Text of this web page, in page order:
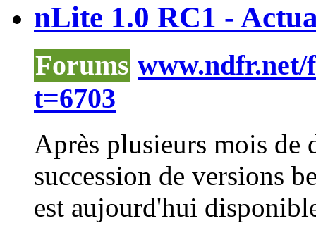
nLite 1.0 RC1 -
Forums www.ndfr.net/
t=6703
Après plusieurs mois de
succession de versions
est aujourd'hui